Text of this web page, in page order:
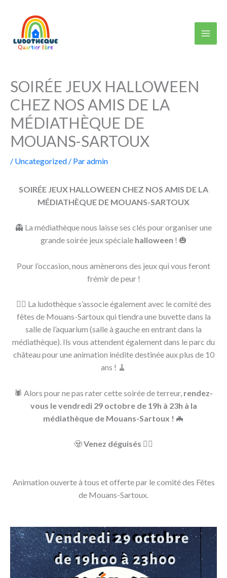
contenu
SOIRÉE JEUX HALLOWEEN
CHEZ NOS AMIS DE LA
MÉDIATHÈQUE DE
MOUANS-SARTOUX
/ Uncategorized / Paradmin
SOIRÉE JEUX HALLOWEEN CHEZ NOS AMIS DE LA
MÉDIATHÈQUE DE MOUANS-SARTOUX
👻 La médiathèque nous laisse ses clés pour organiser une
grande soirée jeux spéciale halloween ! 🎃
Pour l’occasion, nous amènerons des jeux qui vous feront
frémir de peur !
🧙‍♀️ La ludothèque s’associe également avec le comité des
fêtes de Mouans-Sartoux qui tiendra une buvette dans la
salle de l’aquarium (salle à gauche en entrant dans la
médiathèque). Ils vous attendent également dans le parc du
château pour une animation inédite destinée aux plus de 10
ans ! 🧹
🕷 Alors pour ne pas rater cette soirée de terreur, rendez-
vous le vendredi 29 octobre de 19h à 23h à la
médiathèque de Mouans-Sartoux ! 🦇
🧟Venez déguisés 🧛‍♂️
Animation ouverte à tous et offerte par le comité des Fêtes
de Mouans-Sartoux.